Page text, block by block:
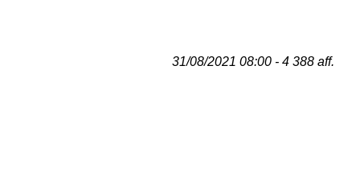
31/08/2021 08:00 - 4 388 aff.